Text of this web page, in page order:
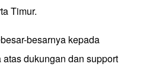
Timur.
besarnya kepada
dukungan dan support